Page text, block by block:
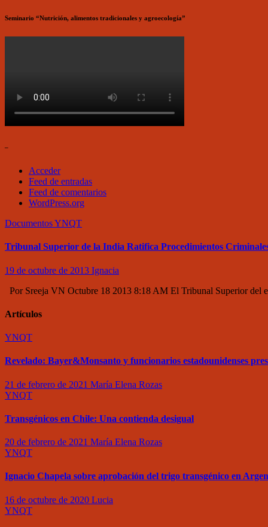
Seminario “Nutrición, alimentos tradicionales y agroecología”
–
Acceder
Feed de entradas
Feed de comentarios
WordPress.org
DocumentosYNQT
Tribunal Superior de la India Ratifica Procedimientos
19 de octubre de 2013 Ignacia
Por Sreeja VN Octubre 18 2013 8:18 AM El Tribunal Superior del
Artículos
YNQT
Revelado: Bayer&Monsanto y funcionarios estadounidenses
21 de febrero de 2021 María Elena Rozas
YNQT
Transgénicos en Chile: Una contienda desigual
20 de febrero de 2021 María Elena Rozas
YNQT
Ignacio Chapela sobre aprobación del trigo transgénico en
16 de octubre de 2020 Lucia
YNQT